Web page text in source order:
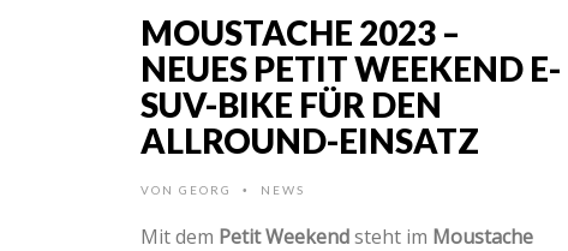
MOUSTACHE 2023 –
NEUES PETIT WEEKEND E-
SUV-BIKE FÜR DEN
ALLROUND-EINSATZ
VON GEORG • NEWS
Mit dem Petit Weekendsteht im Moustache